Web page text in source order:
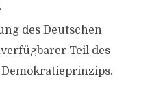
des Deutschen
Teil des